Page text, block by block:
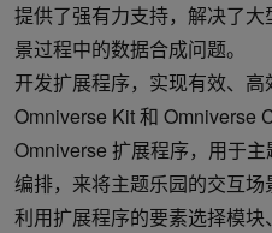
提供了强有力支持，解决了
景过程中的数据合成问题。
开发扩展程序，实现有效、
Omniverse Kit 和 Omniverse
Omniverse 扩展程序，用于
编排，来将主题乐园的交互场
利用扩展程序的要素选择模